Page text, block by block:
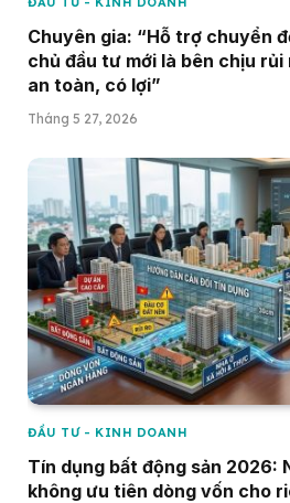
Chuyên gia: “Hỗ trợ chuyển
chủ đầu tư mới là bên chịu rủi
an toàn, có lợi”
Tháng 5 27, 2026
ĐẦU TƯ - KINH DOANH
Tín dụng bất động sản 2026:
không ưu tiên dòng vốn cho